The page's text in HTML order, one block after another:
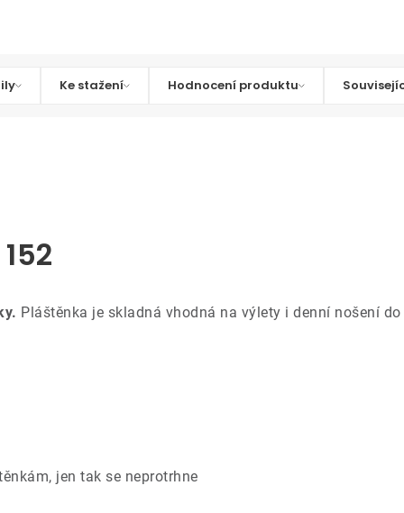
Ke stažení Hodnocení produktu
Pláštěnka je skladná vhodná na výlety i denní nošení
jen tak se neprotrhne